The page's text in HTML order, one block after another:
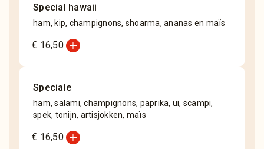
Special hawaii
ham, kip, champignons, shoarma, ananas en maïs
€ 16,50add_circle
Speciale
ham, salami, champignons, paprika, ui, scampi,
spek, tonijn, artisjokken, maïs
€ 16,50add_circle